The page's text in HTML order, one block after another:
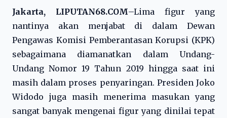
Jakarta, LIPUTAN68.COM–Lima figur yang
nantinya akan menjabat di dalam Dewan
Pengawas Komisi Pemberantasan Korupsi (KPK)
sebagaimana diamanatkan dalam Undang-
Undang Nomor 19 Tahun 2019 hingga saat ini
masih dalam proses penyaringan. Presiden Joko
Widodo juga masih menerima masukan yang
sangat banyak mengenai figur yang dinilai tepat